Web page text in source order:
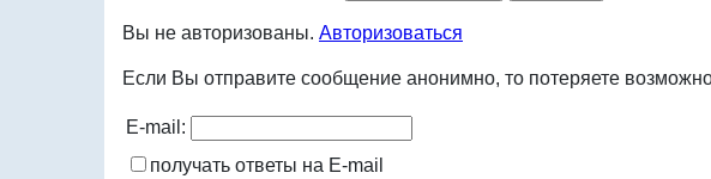
Вы не авторизованы. Авторизоваться
Если Вы отправите сообщение анонимно, то потеряете
E-mail:
получать ответы на E-mail